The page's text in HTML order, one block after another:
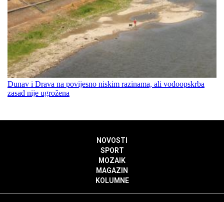
Dunav i Drava na povijesno niskim razinama, ali vodoopskrba
zasad nije ugrožena
NOVOSTI
SPORT
MOZAIK
MAGAZIN
KOLUMNE